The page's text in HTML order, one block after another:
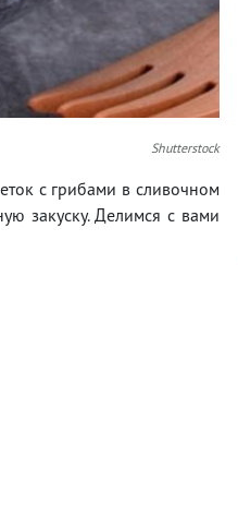
Shutterstock
с грибами в сливочном
закуску. Делимся с вами